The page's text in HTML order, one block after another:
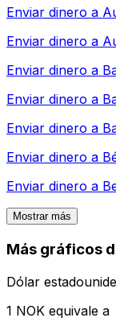
Enviar dinero a
Enviar dinero a
Enviar dinero a
Enviar dinero a
Enviar dinero a
Enviar dinero a
Enviar dinero a
Mostrar más
Más gráficos
Dólar
1 NOK equivale a